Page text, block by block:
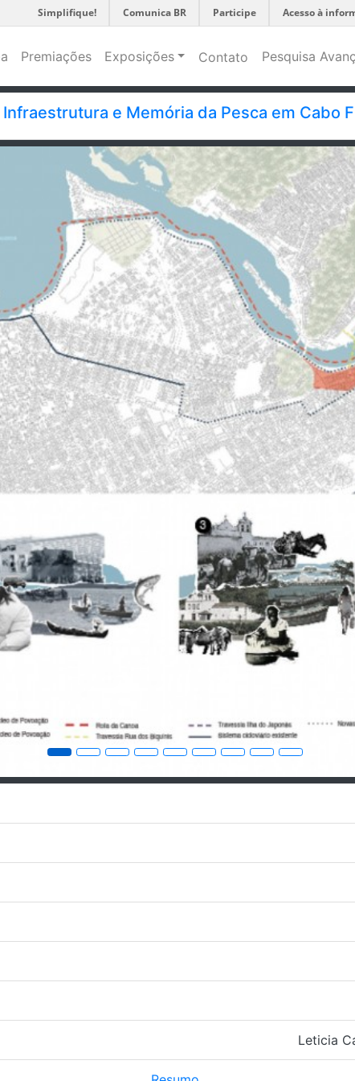
Simplifique! Comunica BR Participe Acesso à
Premiações Exposições Contato Pesquisa
Infraestrutura e Memória da Pesca em Cabo
Leticia